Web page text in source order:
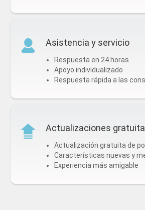
Asistencia y servicio
Respuesta en 24 horas
Apoyo individualizado
Respuesta rápida a las
Actualizaciones
Actualización gratuita de
Características nuevas y
Experiencia más amigable